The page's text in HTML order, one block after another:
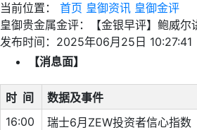
当前位置：
首页 皇御资讯 皇御金评
皇御贵金属金评：【金银早评】鲍威尔
发布时间：2025年06月25日 10:27:41
【消息面】
时 间
数据及事件
16:00
瑞士6月ZEW投资者信心指数